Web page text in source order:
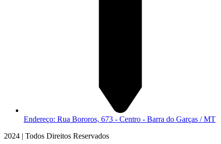
Endereço: Rua Bororos, 673 - Centro - Barra do Garças / MT
2024 | Todos Direitos Reservados